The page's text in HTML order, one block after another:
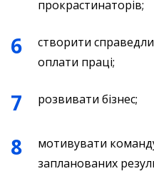
прокрастинаторів;
створити
оплати праці;
розвивати бізнес;
мотивувати
запланованих